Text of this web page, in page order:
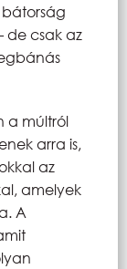
bátorság
de csak az
a múltról
arra is,
az
amelyek
A